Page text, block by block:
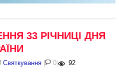
33 РІЧНИЦІ ДНЯ
Святкування | 0 | 92